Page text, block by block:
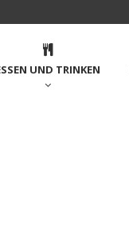
UND TRINKEN